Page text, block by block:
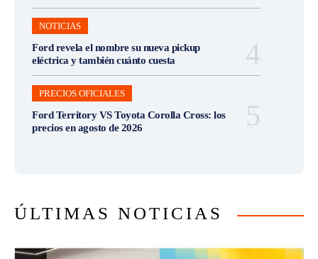
NOTICIAS
Ford revela el nombre su nueva pickup
eléctrica y también cuánto cuesta
PRECIOS OFICIALES
Ford Territory VS Toyota Corolla Cross: los
precios en agosto de 2026
ÚLTIMAS NOTICIAS